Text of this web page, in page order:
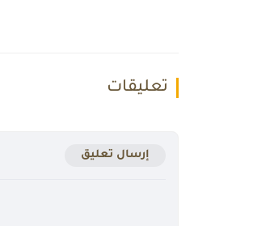
تعليقات
إرسال تعليق